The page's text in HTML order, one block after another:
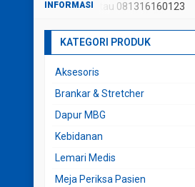
087770996827 atau 081316160123
KATEGORI PRODUK
Aksesoris
Brankar & Stretcher
Dapur MBG
Kebidanan
Lemari Medis
Meja Periksa Pasien